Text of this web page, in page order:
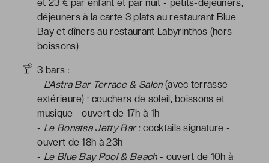
et 23 € par enfant et par nuit - petits-déjeuners,
déjeuners à la carte 3 plats au restaurant Blue
Bay et dîners au restaurant Labyrinthos (hors
boissons)
3 bars :
- L'Astra Bar Terrace & Salon(avec terrasse
extérieure) : couchers de soleil, boissons et
musique - ouvert de 17h à 1h
- Le Bonatsa Jetty Bar: cocktails signature -
ouvert de 18h à 23h
- Le Blue Bay Pool & Beach- ouvert de 10h à